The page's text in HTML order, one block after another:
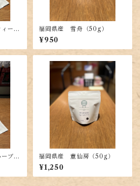
ーの
福岡県産 雪舟（50g）
¥950
ブテ
福岡県産 童仙房（50g）
¥1,250